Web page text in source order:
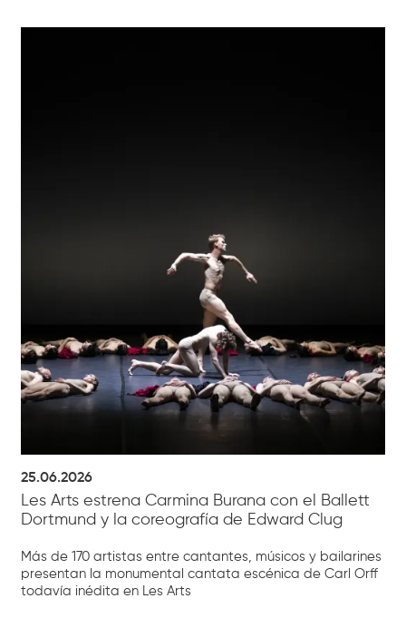
25.06.2026
Les Arts estrena Carmina Burana con el Ballett
Dortmund y la coreografía de Edward Clug
Más de 170 artistas entre cantantes, músicos y bailarines
presentan la monumental cantata escénica de Carl Orff
todavía inédita en Les Arts